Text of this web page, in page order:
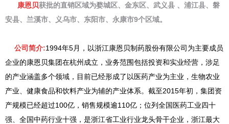
康恩贝获批的直销区域为婺城区、金东区、武义县 、浦江县、磐
安县、兰溪市、义乌市、东阳市、永康市9个区域。
公司简介:1994年5月，以浙江康恩贝制药股份有限公司为主要成员
企业的康恩贝集团在杭州成立，业务范围包括投资和实业经营，涉足
的产业涵盖多个领域，目前已经形成了以医药产业为主业，生物农业
产业、健康食品和饮料产业为辅的产业体系。截至2015年初，集团资
产规模已经超过100亿，销售规模逾110亿；位列全国医药工业四十
强、全国中药行业十强，是浙江省工业行业龙头骨干企业，浙江最大